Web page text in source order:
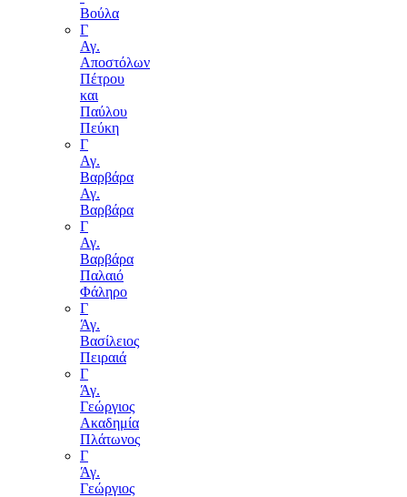
Βούλα
Γ
Αγ.
Αποστόλων
Πέτρου
και
Παύλου
Πεύκη
Γ
Αγ.
Βαρβάρα
Αγ.
Βαρβάρα
Γ
Αγ.
Βαρβάρα
Παλαιό
Φάληρο
Γ
Άγ.
Βασίλειος
Πειραιά
Γ
Άγ.
Γεώργιος
Ακαδημία
Πλάτωνος
Γ
Άγ.
Γεώργιος